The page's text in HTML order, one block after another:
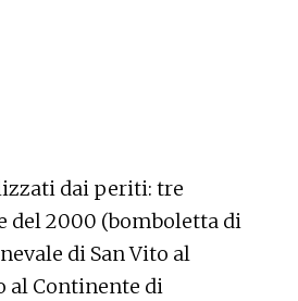
dai periti: tre
2000 (bomboletta di
di San Vito al
al Continente di